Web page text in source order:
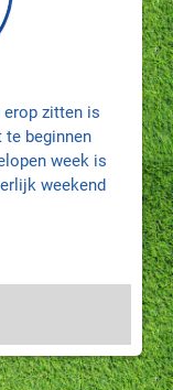
erop zitten is
beginnen
week is
weekend